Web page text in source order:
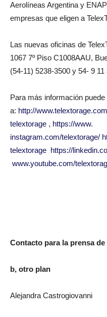
Aerolíneas Argentina y
empresas que eligen a
Las nuevas oficinas de
1067 7º Piso C1008AAU,
(54-11) 5238-3500 y 54- 9
Para más información puede
a: http://www.telextorage.com
telextorage , https://www.
instagram.com/telextorage/
telextorage https://linkedin.
www.youtube.com/
Contacto para la prensa de
b, otro plan
Alejandra Castrogiovanni